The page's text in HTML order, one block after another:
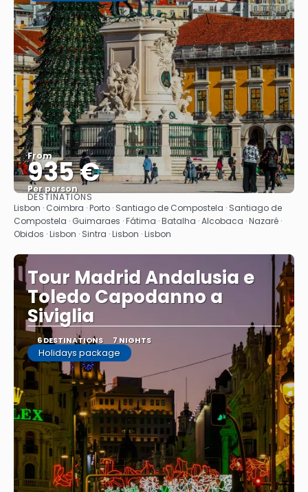
From
935 €
Per person
See
DESTINATIONS
Lisbon · Coimbra · Porto · Santiago de Compostela · Santiago de
Compostela · Guimaraes · Fátima · Batalha · Alcobaca · Nazaré ·
Obidos · Lisbon · Sintra · Lisbon · Lisbon
Tour Madrid Andalusia e
Toledo Capodanno a
Siviglia
6 DESTINATIONS 7 NIGHTS
Holidays package